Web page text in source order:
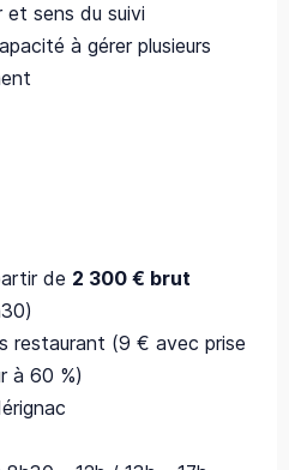
et sens du suivi
à gérer plusieurs
de 2 300 € brut
restaurant (9 € avec prise
à 60 %)